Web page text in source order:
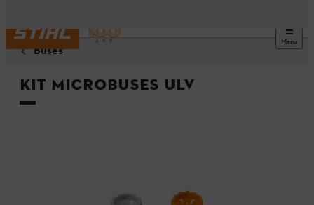
Menu
Buses
Kit microbuses ULV